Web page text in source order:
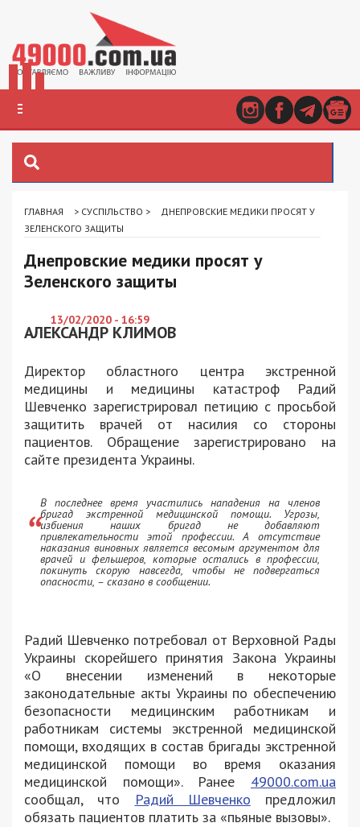
ГЛАВНАЯ > СУСПІЛЬСТВО >
ДНЕПРОВСКИЕ МЕДИКИ ПРОСЯТ У
ЗЕЛЕНСКОГО ЗАЩИТЫ
Днепровские медики просят у
Зеленского защиты
13/02/2020 - 16:59
АЛЕКСАНДР КЛИМОВ
Директор областного центра экстренной
медицины и медицины катастроф Радий
Шевченко зарегистрировал петицию с просьбой
защитить врачей от насилия со стороны
пациентов. Обращение зарегистрировано на
сайте президента Украины.
В последнее время участились нападения на членов
бригад экстренной медицинской помощи. Угрозы,
избиения наших бригад не добавляют
привлекательности этой профессии. А отсутствие
наказания виновных является весомым аргументом для
врачей и фельшеров, которые остались в профессии,
покинуть скорую навсегда, чтобы не подвергаться
опасности, – сказано в сообщении.
Радий Шевченко потребовал от Верховной Рады
Украины скорейшего принятия Закона Украины
«О внесении изменений в некоторые
законодательные акты Украины по обеспечению
безопасности медицинским работникам и
работникам системы экстренной медицинской
помощи, входящих в состав бригады экстренной
медицинской помощи во время оказания
медицинской помощи». Ранее 49000.com.ua
сообщал, что
Радий Шевченко предложил
обязать пациентов платить за «пьяные вызовы».